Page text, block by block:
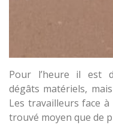
Pour l’heure il est
dégâts matériels,
Les travailleurs face
trouvé moyen que de